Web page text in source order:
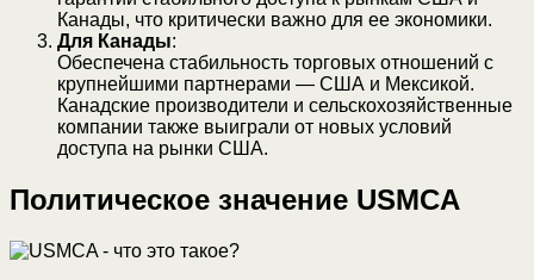
Канады, что критически важно для ее экономики.
Для Канады:
Обеспечена стабильность торговых отношений с
крупнейшими партнерами — США и Мексикой.
Канадские производители и сельскохозяйственные
компании также выиграли от новых условий
доступа на рынки США.
Политическое значение USMCA